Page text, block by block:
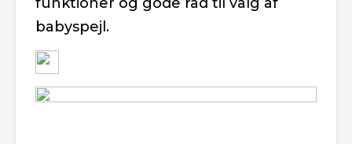
babyspejl.